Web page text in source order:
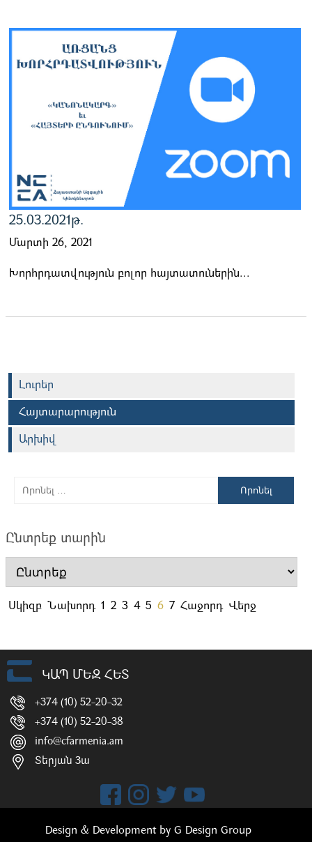
25.03.2021թ.
Մարտի 26, 2021
Խորհրդատվություն բոլոր հայտատուներին...
Լուրեր
Հայտարարություն
Արխիվ
Որոնել
Ընտրեք տարին
Սկիզբ Նախորդ 1 2 3 4 5 6 7 Հաջորդ Վերջ
ԿԱՊ ՄԵԶ ՀԵՏ
+374 (10) 52-20-32
+374 (10) 52-20-38
info@cfarmenia.am
Տերյան 3ա
Design & Development by G Design Group